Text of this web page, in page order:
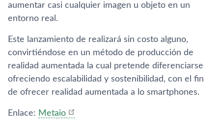
aumentar casi cualquier imagen u objeto en un
entorno real.
Este lanzamiento de realizará sin costo alguno,
convirtiéndose en un método de producción de
realidad aumentada la cual pretende diferenciarse
ofreciendo escalabilidad y sostenibilidad, con el fin
de ofrecer realidad aumentada a lo smartphones.
Enlace: Metaio